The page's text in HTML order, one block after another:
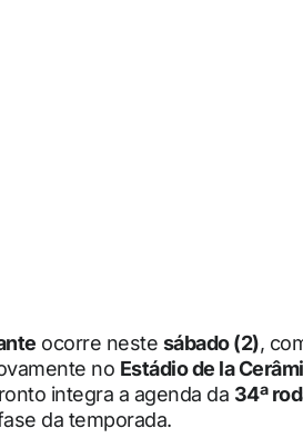
ocorre neste sábado (2),
no Estádio de la
integra a agenda da 34ª
da temporada.